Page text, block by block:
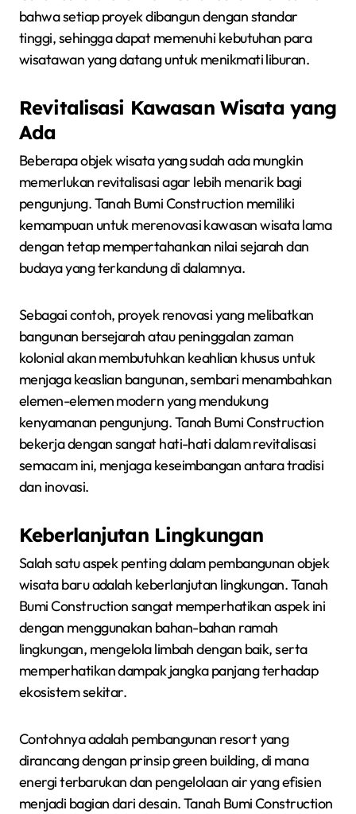
bahwa setiap proyek dibangun dengan standar
tinggi, sehingga dapat memenuhi kebutuhan para
wisatawan yang datang untuk menikmati liburan.
Revitalisasi Kawasan Wisata yang
Ada
Beberapa objek wisata yang sudah ada mungkin
memerlukan revitalisasi agar lebih menarik bagi
pengunjung. Tanah Bumi Construction memiliki
kemampuan untuk merenovasi kawasan wisata lama
dengan tetap mempertahankan nilai sejarah dan
budaya yang terkandung di dalamnya.
Sebagai contoh, proyek renovasi yang melibatkan
bangunan bersejarah atau peninggalan zaman
kolonial akan membutuhkan keahlian khusus untuk
menjaga keaslian bangunan, sembari menambahkan
elemen-elemen modern yang mendukung
kenyamanan pengunjung. Tanah Bumi Construction
bekerja dengan sangat hati-hati dalam revitalisasi
semacam ini, menjaga keseimbangan antara tradisi
dan inovasi.
Keberlanjutan Lingkungan
Salah satu aspek penting dalam pembangunan objek
wisata baru adalah keberlanjutan lingkungan. Tanah
Bumi Construction sangat memperhatikan aspek ini
dengan menggunakan bahan-bahan ramah
lingkungan, mengelola limbah dengan baik, serta
memperhatikan dampak jangka panjang terhadap
ekosistem sekitar.
Contohnya adalah pembangunan resort yang
dirancang dengan prinsip green building, di mana
energi terbarukan dan pengelolaan air yang efisien
menjadi bagian dari desain. Tanah Bumi Construction